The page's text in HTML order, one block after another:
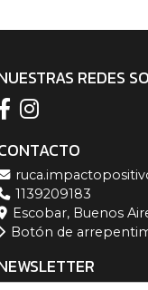
REDES
1139209183
Escobar, Buenos
Botón de